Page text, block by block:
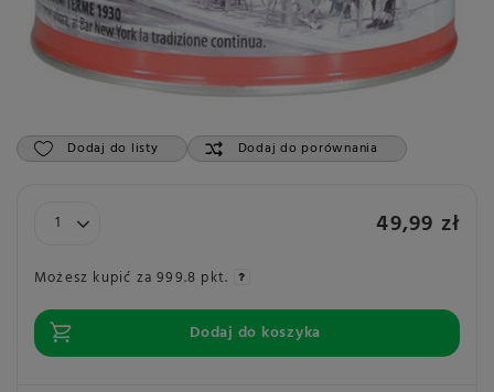
Dodaj do listy Dodaj do porównania
49,99 zł
Możesz kupić za999.8 pkt.
Dodaj do koszyka